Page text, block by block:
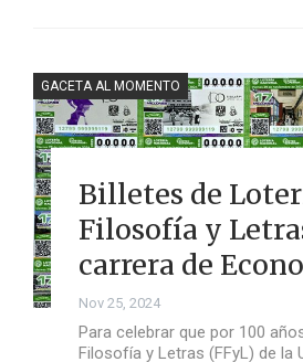
GACETA AL MOMENTO
Billetes de
Filosofía y
carrera de
Nov 25, 2024
Para celebrar que por 100
Filosofía y Letras (FFyL) de la